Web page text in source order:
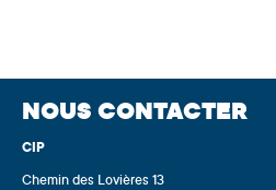
NOUS CONTACTER
CIP
Chemin des Lovières 13